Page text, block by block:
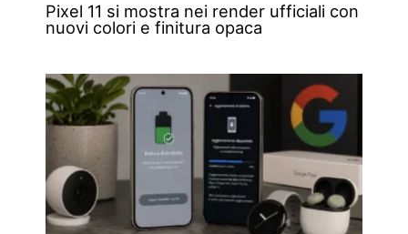
Pixel 11 si mostra nei render ufficiali con
nuovi colori e finitura opaca